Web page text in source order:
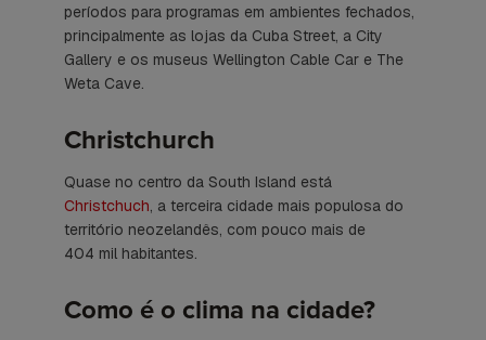
períodos para programas em ambientes fechados,
principalmente as lojas da Cuba Street, a City
Gallery e os museus Wellington Cable Car e The
Weta Cave.
Christchurch
Quase no centro da South Island está
Christchuch , a terceira cidade mais populosa do
território neozelandês, com pouco mais de
404 mil habitantes.
Como é o clima na cidade?